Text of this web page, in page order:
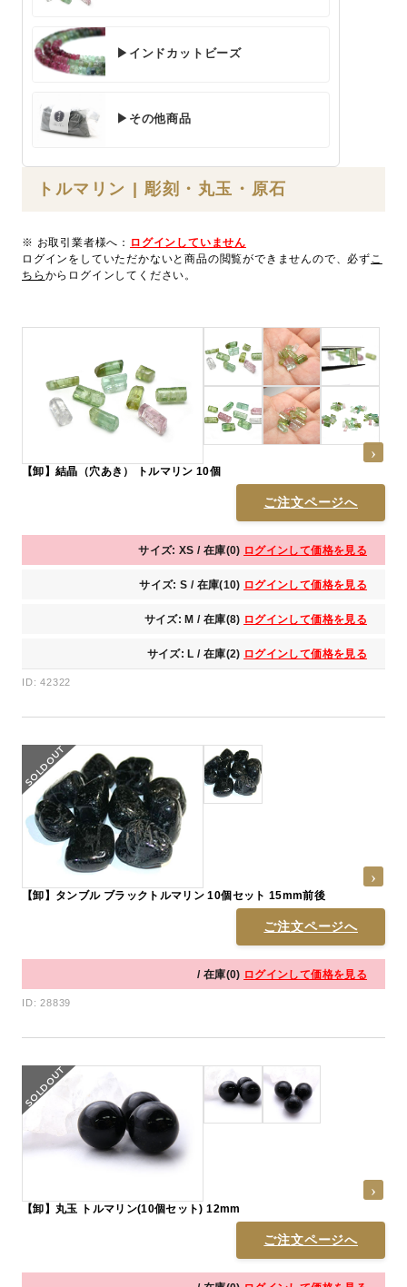
▶インドカットビーズ
▶その他商品
トルマリン | 彫刻・丸玉・原石
※ お取引業者様へ： ログインしていません
ログインをしていただかないと商品の閲覧ができませんので、必ずこ
ちら からログインしてください。
【卸】結晶（穴あき） トルマリン 10個
ご注文ページへ
サイズ: XS / 在庫(0) ログインして価格を見る
サイズ: S / 在庫(10) ログインして価格を見る
サイズ: M / 在庫(8) ログインして価格を見る
サイズ: L / 在庫(2) ログインして価格を見る
ID: 42322
【卸】タンブル ブラックトルマリン 10個セット 15mm前後
ご注文ページへ
/ 在庫(0) ログインして価格を見る
ID: 28839
【卸】丸玉 トルマリン(10個セット) 12mm
ご注文ページへ